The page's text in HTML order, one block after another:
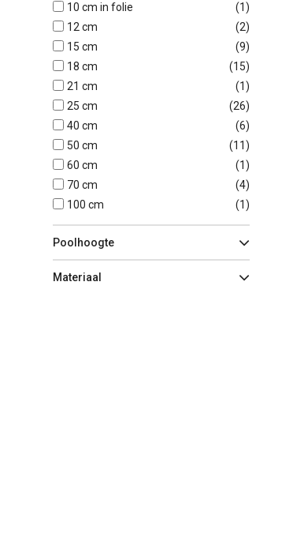
10 cm in folie
(1)
12 cm
(2)
15 cm
(9)
18 cm
(15)
21 cm
(1)
25 cm
(26)
40 cm
(6)
50 cm
(11)
60 cm
(1)
70 cm
(4)
100 cm
(1)
Poolhoogte
Materiaal